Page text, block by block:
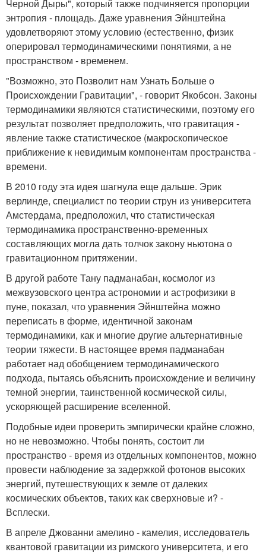
Черной Дыры", который также подчиняется пропорции
энтропия - площадь. Даже уравнения Эйнштейна
удовлетворяют этому условию (естественно, физик
оперировал термодинамическими понятиями, а не
пространством - временем.
"Возможно, это Позволит нам Узнать Больше о
Происхождении Гравитации", - говорит Якобсон. Законы
термодинамики являются статистическими, поэтому его
результат позволяет предположить, что гравитация -
явление также статистическое (макроскопическое
приближение к невидимым компонентам пространства -
времени.
В 2010 году эта идея шагнула еще дальше. Эрик
верлинде, специалист по теории струн из университета
Амстердама, предположил, что статистическая
термодинамика пространственно-временных
составляющих могла дать толчок закону ньютона о
гравитационном притяжении.
В другой работе Тану падманабан, космолог из
межвузовского центра астрономии и астрофизики в
пуне, показал, что уравнения Эйнштейна можно
переписать в форме, идентичной законам
термодинамики, как и многие другие альтернативные
теории тяжести. В настоящее время падманабан
работает над обобщением термодинамического
подхода, пытаясь объяснить происхождение и величину
темной энергии, таинственной космической силы,
ускоряющей расширение вселенной.
Подобные идеи проверить эмпирически крайне сложно,
но не невозможно. Чтобы понять, состоит ли
пространство - время из отдельных компонентов, можно
провести наблюдение за задержкой фотонов высоких
энергий, путешествующих к земле от далеких
космических объектов, таких как сверхновые и? -
Всплески.
В апреле Джованни амелино - камелия, исследователь
квантовой гравитации из римского университета, и его